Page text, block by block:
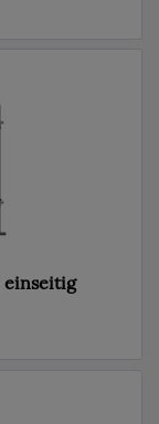
einseitig